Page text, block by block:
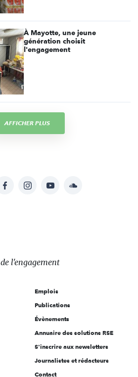
À Mayotte, une jeune
génération choisit
l'engagement
AFFICHER PLUS
FacebookInstagramYouTubeSoundcloud
de l'engagement
Emplois
Publications
Évènements
Annuaire des solutions RSE
S'inscrire aux newsletters
Journalistes et rédacteurs
Contact